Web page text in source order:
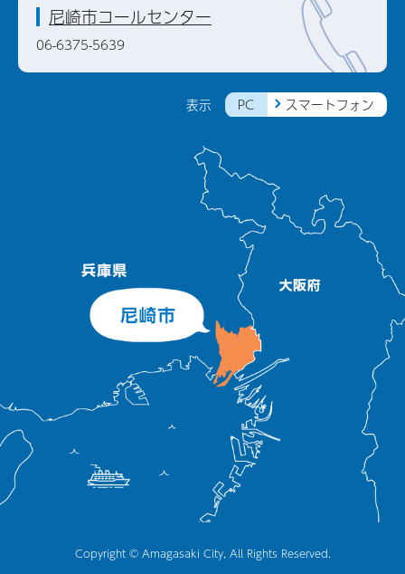
表示 PC スマートフォン
尼崎市コールセンター
06-6375-5639
Copyright © Amagasaki City, All Rights Reserved.